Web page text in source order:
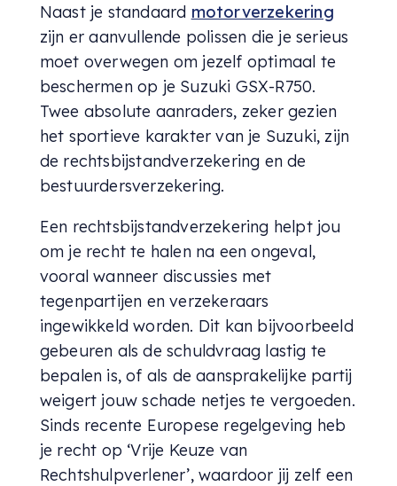
Naast je standaard motorverzekering
zijn er aanvullende polissen die je serieus
moet overwegen om jezelf optimaal te
beschermen op je Suzuki GSX-R750.
Twee absolute aanraders, zeker gezien
het sportieve karakter van je Suzuki, zijn
de rechtsbijstandverzekering en de
bestuurdersverzekering.
Een rechtsbijstandverzekering helpt jou
om je recht te halen na een ongeval,
vooral wanneer discussies met
tegenpartijen en verzekeraars
ingewikkeld worden. Dit kan bijvoorbeeld
gebeuren als de schuldvraag lastig te
bepalen is, of als de aansprakelijke partij
weigert jouw schade netjes te vergoeden.
Sinds recente Europese regelgeving heb
je recht op ‘Vrije Keuze van
Rechtshulpverlener’, waardoor jij zelf een